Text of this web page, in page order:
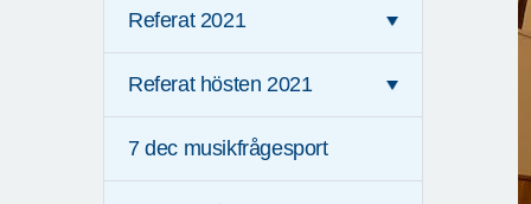
Referat 2021
Referat hösten 2021
7 dec musikfrågesport